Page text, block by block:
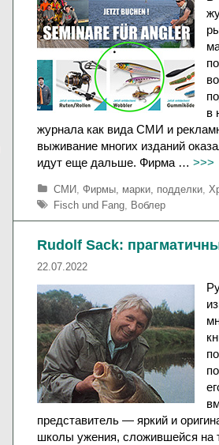
в
журнала как вида СМИ и
выживание многих изданий
идут еще дальше. Фирма … >>>
Р
у
б
и
к
СМИ, Фирмы, марки, подделки,
М
е
к
и
Fisch und Fang, Воблер
Rudolf Sack:
22.07.2022
представитель — яркий и
школы ужения, сложившейся на